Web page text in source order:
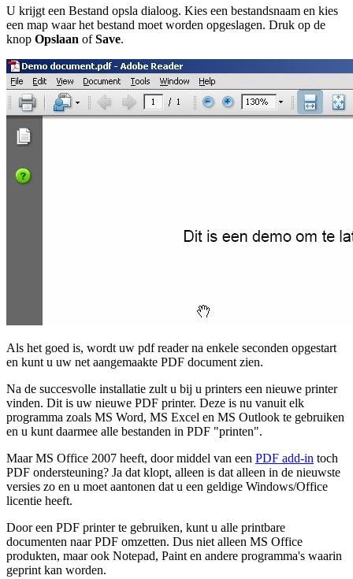
U krijgt een Bestand opsla dialoog. Kies een bestandsnaam en kies
een map waar het bestand moet worden opgeslagen. Druk op de
knop Opslaan ofSave.
Als het goed is, wordt uw pdf reader na enkele seconden opgestart
en kunt u uw net aangemaakte PDF document zien.
Na de succesvolle installatie zult u bij u printers een nieuwe printer
vinden. Dit is uw nieuwe PDF printer. Deze is nu vanuit elk
programma zoals MS Word, MS Excel en MS Outlook te gebruiken
en u kunt daarmee alle bestanden in PDF "printen".
Maar MS Office 2007 heeft, door middel van een PDF add-in toch
PDF ondersteuning? Ja dat klopt, alleen is dat alleen in de nieuwste
versies zo en u moet aantonen dat u een geldige Windows/Office
licentie heeft.
Door een PDF printer te gebruiken, kunt u alle printbare
documenten naar PDF omzetten. Dus niet alleen MS Office
produkten, maar ook Notepad, Paint en andere programma's waarin
geprint kan worden.